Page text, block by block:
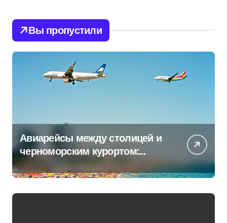
Вы пропустили
Авиарейсы между столицей и
черноморским курортом:
перечень всех операторов